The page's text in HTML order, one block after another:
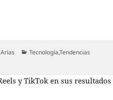
con estas 5 apps para crear
Categorías
Tecnología,Tendencias